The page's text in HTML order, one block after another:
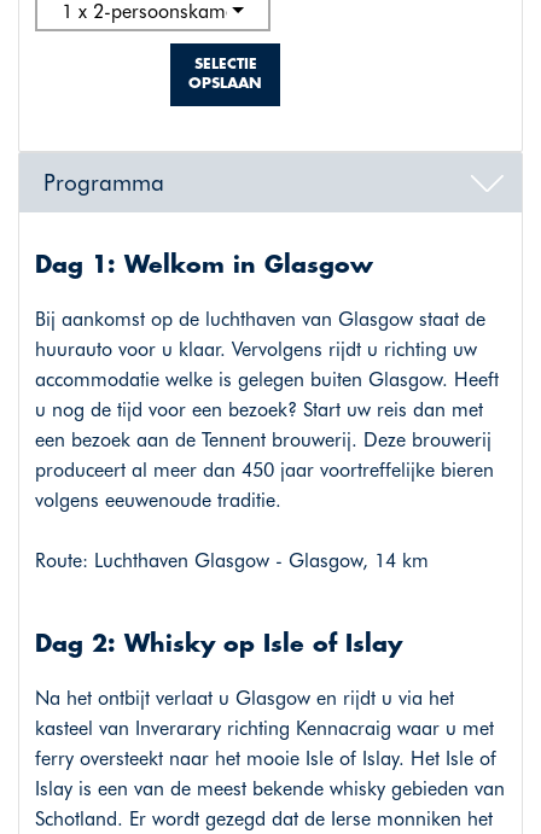
1 x 2-persoonskamer standaard
SELECTIE
OPSLAAN
Programma
Dag 1: Welkom in Glasgow
Bij aankomst op de luchthaven van Glasgow staat de
huurauto voor u klaar. Vervolgens rijdt u richting uw
accommodatie welke is gelegen buiten Glasgow. Heeft
u nog de tijd voor een bezoek? Start uw reis dan met
een bezoek aan de Tennent brouwerij. Deze brouwerij
produceert al meer dan 450 jaar voortreffelijke bieren
volgens eeuwenoude traditie.
Route: Luchthaven Glasgow - Glasgow, 14 km
Dag 2: Whisky op Isle of Islay
Na het ontbijt verlaat u Glasgow en rijdt u via het
kasteel van Inverarary richting Kennacraig waar u met
ferry oversteekt naar het mooie Isle of Islay. Het Isle of
Islay is een van de meest bekende whisky gebieden van
Schotland. Er wordt gezegd dat de Ierse monniken het